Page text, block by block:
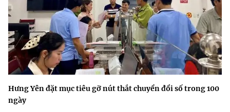
Hưng Yên đặt mục tiêu gỡ nút thắt chuyển đổi số trong 100
ngày